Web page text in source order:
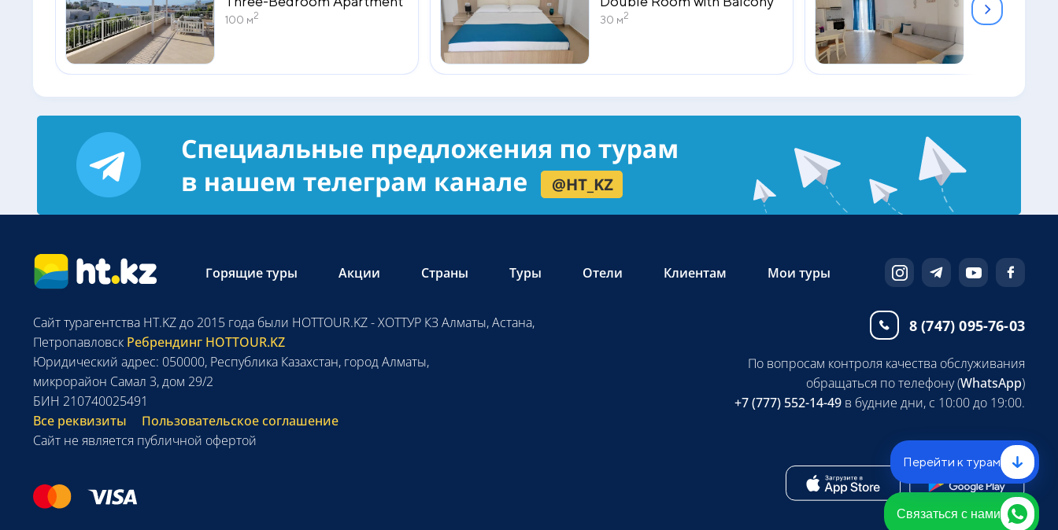
100 м2 30 м2 50 м2
Перейти к турам
Связаться с нами
Горящие туры Акции Страны Туры Отели Клиентам Мои туры
8 (747) 095-76-03
Сайт турагентства HT.KZ до 2015 года были HOTTOUR.KZ - ХОТТУР КЗ Алматы, Астана,
Петропавловск Ребрендинг HOTTOUR.KZ
Юридический адрес: 050000, Республика Казахстан, город Алматы,
микрорайон Самал 3, дом 29/2
БИН 210740025491
Все реквизиты
Пользовательское соглашение
Сайт не является публичной офертой
По вопросам контроля качества обслуживания
обращаться по телефону (WhatsApp)
+7 (777) 552-14-49 в будние дни, с 10:00 до 19:00.